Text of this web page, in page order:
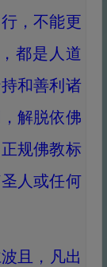
，不能更
都是人道
和善利诸
解脱依佛
规佛教标
人或任何
且，凡出